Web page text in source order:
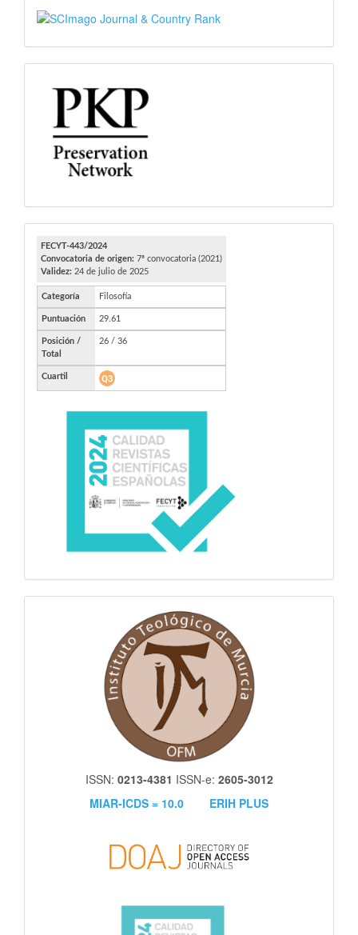
SJR
PKP
FECYT
ISSN: 0213-4381 ISSN-e: 2605-3012
MIAR-ICDS = 10.0
ERIH PLUS